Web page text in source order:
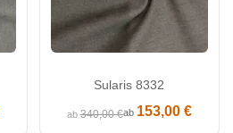
Sularis 8332
ab340,00 €ab 153,00 €